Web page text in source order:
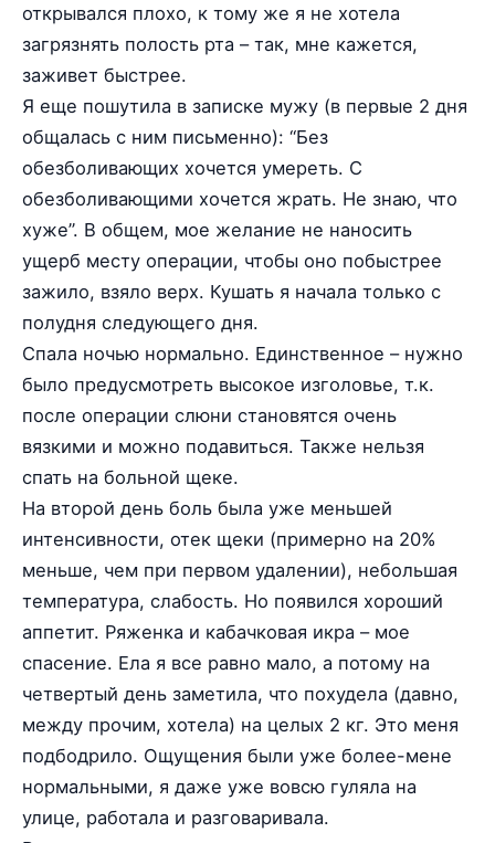
открывался плохо, к тому же я не хотела
загрязнять полость рта – так, мне кажется,
заживет быстрее.
Я еще пошутила в записке мужу (в первые 2 дня
общалась с ним письменно): “Без
обезболивающих хочется умереть. С
обезболивающими хочется жрать. Не знаю, что
хуже”. В общем, мое желание не наносить
ущерб месту операции, чтобы оно побыстрее
зажило, взяло верх. Кушать я начала только с
полудня следующего дня.
Спала ночью нормально. Единственное – нужно
было предусмотреть высокое изголовье, т.к.
после операции слюни становятся очень
вязкими и можно подавиться. Также нельзя
спать на больной щеке.
На второй день боль была уже меньшей
интенсивности, отек щеки (примерно на 20%
меньше, чем при первом удалении), небольшая
температура, слабость. Но появился хороший
аппетит. Ряженка и кабачковая икра – мое
спасение. Ела я все равно мало, а потому на
четвертый день заметила, что похудела (давно,
между прочим, хотела) на целых 2 кг. Это меня
подбодрило. Ощущения были уже более-мене
нормальными, я даже уже вовсю гуляла на
улице, работала и разговаривала.